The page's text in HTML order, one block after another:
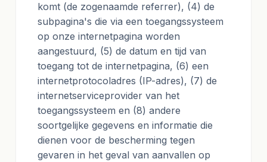
komt (de zogenaamde referrer), (4) de
subpagina's die via een toegangssysteem
op onze internetpagina worden
aangestuurd, (5) de datum en tijd van
toegang tot de internetpagina, (6) een
internetprotocoladres (IP-adres), (7) de
internetserviceprovider van het
toegangssysteem en (8) andere
soortgelijke gegevens en informatie die
dienen voor de bescherming tegen
gevaren in het geval van aanvallen op